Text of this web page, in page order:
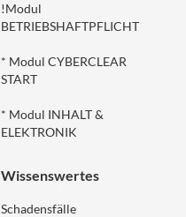
!Modul
BETRIEBSHAFTPFLICHT
* Modul CYBERCLEAR
START
* Modul INHALT &
ELEKTRONIK
Wissenswertes
Schadensfälle